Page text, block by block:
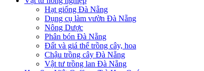
Hạt giống Đà Nẵng
Dụng cụ làm vườn Đà Nẵng
Nông Dược
Phân bón Đà Nẵng
Đất và giá thể trồng cây, hoa
Chậu trồng cây Đà Nẵng
Vật tư trồng lan Đà Nẵng